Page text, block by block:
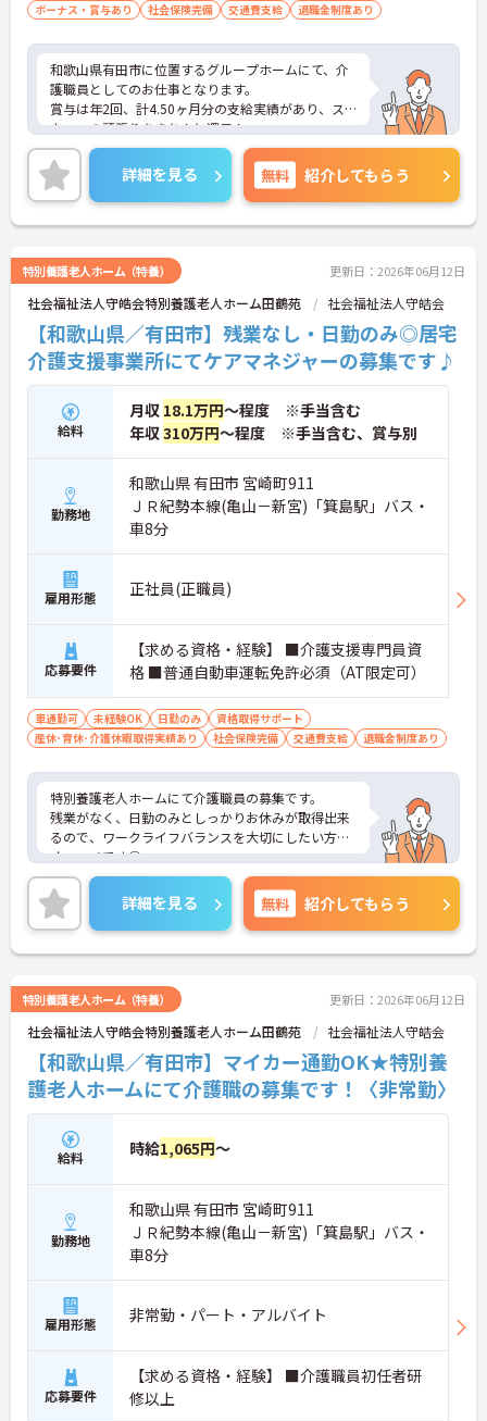
ボーナス・賞与あり
社会保険完備 交通費支給 退職金制度あり
和歌山県有田市に位置するグループホームにて、介
護職員としてのお仕事となります。
賞与は年2回、計4.50ヶ月分の支給実績があり、ス
タッフの頑張りをきちんと還元！
マイカー通勤可能なので行き帰りがスムーズです☆
ご興味ある方は面接ポイントをお伝えしますので、
お気軽にお問い合わせください♪
詳細を見る 無料 紹介してもらう
特別養護老人ホーム（特養） 更新日：2026年06月12日
社会福祉法人守皓会特別養護老人ホーム田鶴苑 社会福祉法人守皓会
【和歌山県／有田市】残業なし・日勤のみ◎居宅
介護支援事業所にてケアマネジャーの募集です♪
給料
月収 18.1万円～程度 ※手当含む
年収310万円～程度 ※手当含む、賞与別
勤務地
和歌山県 有田市 宮崎町911
ＪＲ紀勢本線(亀山－新宮)「箕島駅」バス・
車8分
雇用形態 正社員(正職員)
応募要件
【求める資格・経験】 ■介護支援専門員資
格 ■普通自動車運転免許必須（AT限定可）
車通勤可 未経験OK 日勤のみ
資格取得サポート
産休･育休･介護休暇取得実績あり
社会保険完備 交通費支給 退職金制度あり
特別養護老人ホームにて介護職員の募集です。
残業がなく、日勤のみとしっかりお休みが取得出来
るので、ワークライフバランスを大切にしたい方に
オススメです◎
ご興味ある方には、面接対策ポイントなど、さらに
詳細をお話しいたしますのでお気軽にご相談くださ
い。
詳細を見る 無料 紹介してもらう
特別養護老人ホーム（特養） 更新日：2026年06月12日
社会福祉法人守皓会特別養護老人ホーム田鶴苑 社会福祉法人守皓会
【和歌山県／有田市】マイカー通勤OK★特別養
護老人ホームにて介護職の募集です！〈非常勤〉
給料 時給1,065円～
勤務地
和歌山県 有田市 宮崎町911
ＪＲ紀勢本線(亀山－新宮)「箕島駅」バス・
車8分
雇用形態 非常勤・パート・アルバイト
応募要件
【求める資格・経験】 ■介護職員初任者研
修以上